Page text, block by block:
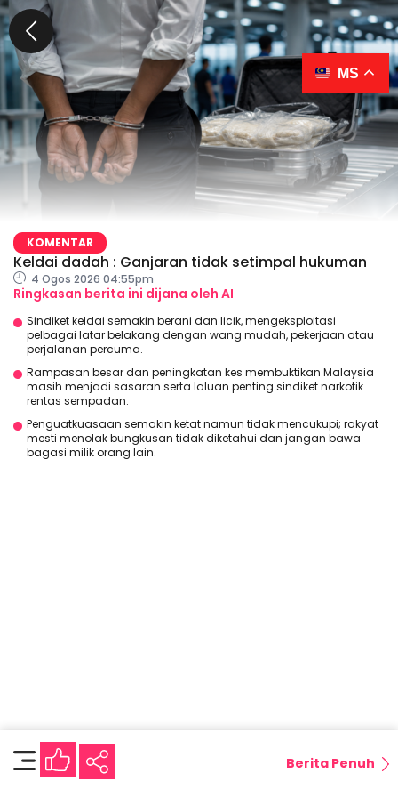
KOMENTAR
Keldai dadah : Ganjaran tidak setimpal hukuman
4 Ogos 2026 04:55pm
Ringkasan berita ini dijana oleh AI
Sindiket keldai semakin berani dan licik, mengeksploitasi
pelbagai latar belakang dengan wang mudah, pekerjaan atau
perjalanan percuma.
Rampasan besar dan peningkatan kes membuktikan Malaysia
masih menjadi sasaran serta laluan penting sindiket narkotik
rentas sempadan.
Penguatkuasaan semakin ketat namun tidak mencukupi; rakyat
mesti menolak bungkusan tidak diketahui dan jangan bawa
bagasi milik orang lain.
Berita Penuh
MS